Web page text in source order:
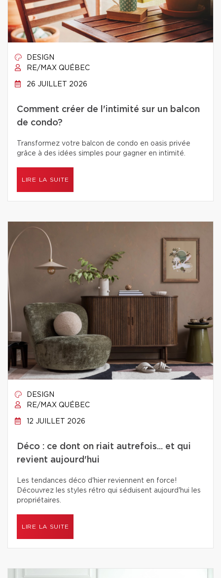
DESIGN
RE/MAX QUÉBEC
26 JUILLET 2026
Comment créer de l'intimité sur un balcon
de condo?
Transformez votre balcon de condo en oasis privée
grâce à des idées simples pour gagner en intimité.
LIRE LA SUITE
DESIGN
RE/MAX QUÉBEC
12 JUILLET 2026
Déco : ce dont on riait autrefois... et qui
revient aujourd'hui
Les tendances déco d'hier reviennent en force!
Découvrez les styles rétro qui séduisent aujourd'hui les
propriétaires.
LIRE LA SUITE